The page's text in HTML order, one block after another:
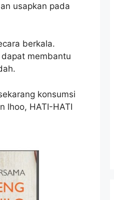
usapkan pada
berkala.
membantu
konsumsi
lhoo, HATI-HATI